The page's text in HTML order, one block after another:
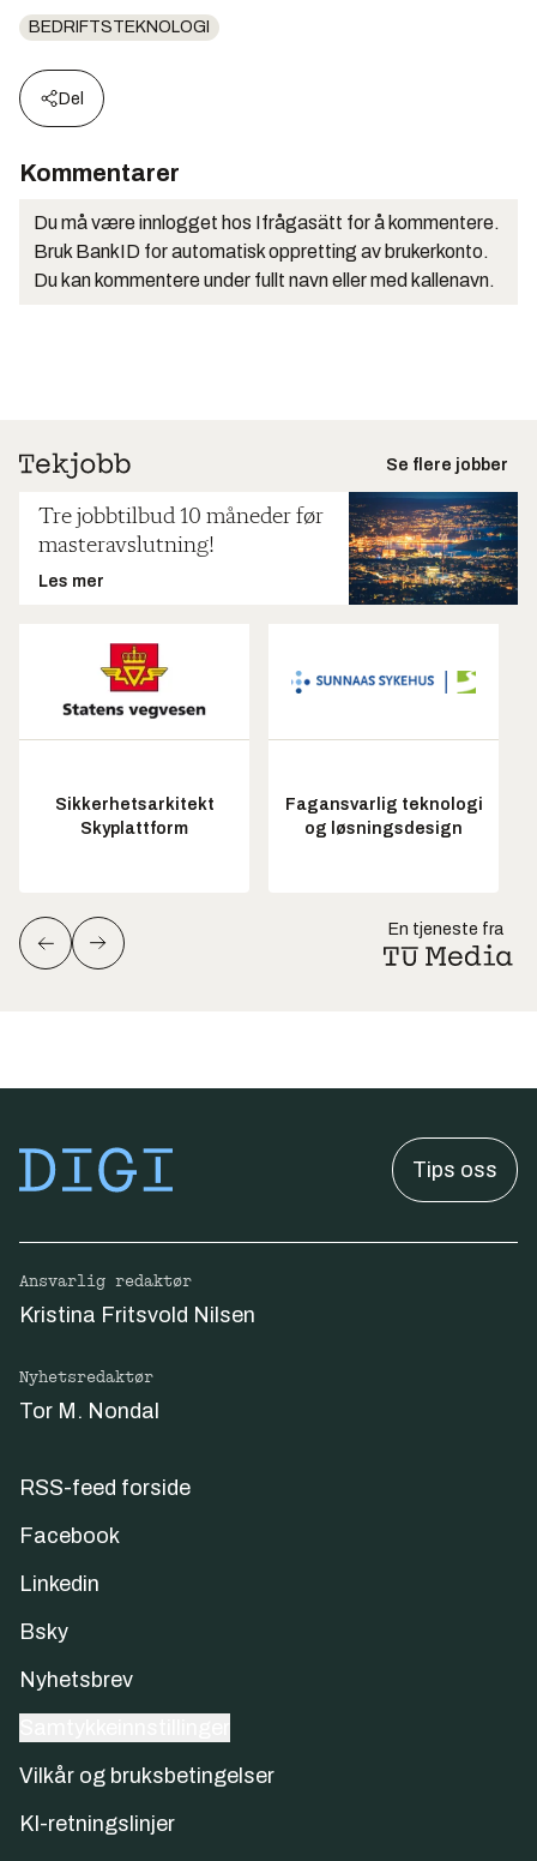
BEDRIFTSTEKNOLOGI
Del
Kommentarer
Du må være innlogget hos Ifrågasätt for å kommentere.
Bruk BankID for automatisk oppretting av brukerkonto.
Du kan kommentere under fullt navn eller med kallenavn.
Se flere jobber
Tre jobbtilbud 10 måneder før
masteravslutning!
Les mer
Sikkerhetsarkitekt
Skyplattform
Fagansvarlig teknologi
og løsningsdesign
En tjeneste fra
Tips oss
Ansvarlig redaktør
Kristina Fritsvold Nilsen
Nyhetsredaktør
Tor M. Nondal
RSS-feed forside
Facebook
Linkedin
Bsky
Nyhetsbrev
Vilkår og bruksbetingelser
KI-retningslinjer